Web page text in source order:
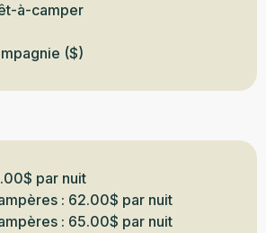
à-camper
($)
par nuit
: 62.00$ par nuit
: 65.00$ par nuit